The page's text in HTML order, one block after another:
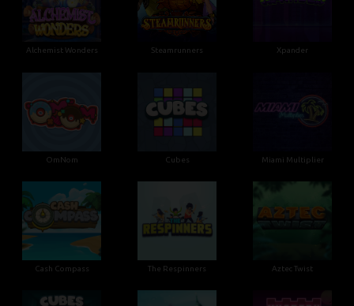
Alchemist Wonders Steamrunners Xpander
OmNom Cubes Miami Multiplier
Cash Compass The Respinners Aztec Twist